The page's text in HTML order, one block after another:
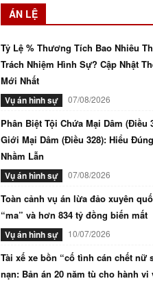
ÁN LỆ
Tỷ Lệ % Thương Tích Bao Nhiêu
Trách Nhiệm Hình Sự? Cập Nhật
Mới Nhất
Vụ án hình sự 07/08/2026
Phân Biệt Tội Chứa Mại Dâm (Điều
Giới Mại Dâm (Điều 328): Hiểu
Nhầm Lẫn
Vụ án hình sự 07/08/2026
Toàn cảnh vụ án lừa đảo xuyên
“ma” và hơn 834 tỷ đồng biến mất
Vụ án hình sự 10/07/2026
Tài xế xe bồn “cố tình cán chết nữ
nạn: Bản án 20 năm tù cho hành vi